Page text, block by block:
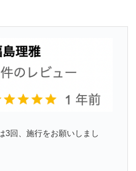
3回、施行をお願いしまし